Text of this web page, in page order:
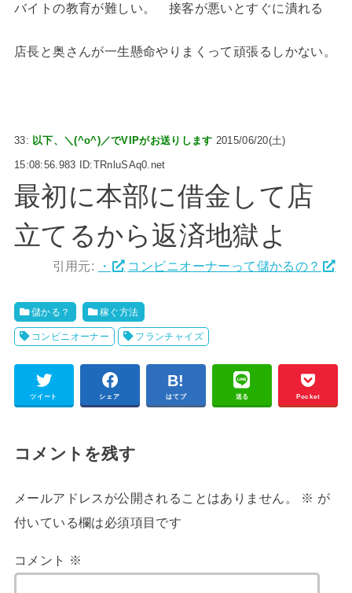
バイトの教育が難しい。 接客が悪いとすぐに潰れる
店長と奥さんが一生懸命やりまくって頑張るしかない。
33: 以下、＼(^o^)／でVIPがお送りします 2015/06/20(土)
15:08:56.983 ID:TRnluSAq0.net
最初に本部に借金して店
立てるから返済地獄よ
引用元: ・ コンビニオーナーって儲かるの？
儲かる？ 稼ぐ方法
コンビニオーナー フランチャイズ
ツイート シェア はてブ 送る Pocket
コメントを残す
メールアドレスが公開されることはありません。 ※ が
付いている欄は必須項目です
コメント ※